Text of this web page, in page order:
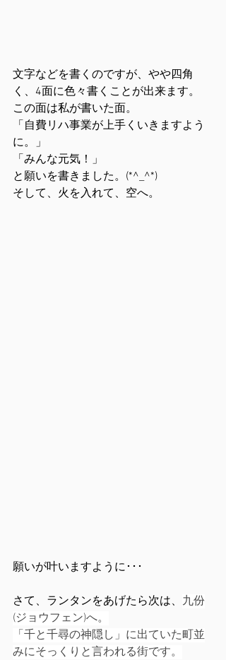
文字などを書くのですが、やや四角
く、4面に色々書くことが出来ます。
この面は私が書いた面。
「自費リハ事業が上手くいきますよう
に。」
「みんな元気！」
と願いを書きました。(*^_^*)
そして、火を入れて、空へ。
願いが叶いますように･･･
さて、ランタンをあげたら次は、 九份
(ジョウフェン)へ。
「千と千尋の神隠し」に出ていた町並
みにそっくりと言われる街です。